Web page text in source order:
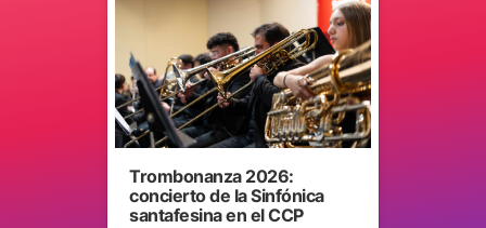
Trombonanza 2026:
concierto de la Sinfónica
santafesina en el CCP